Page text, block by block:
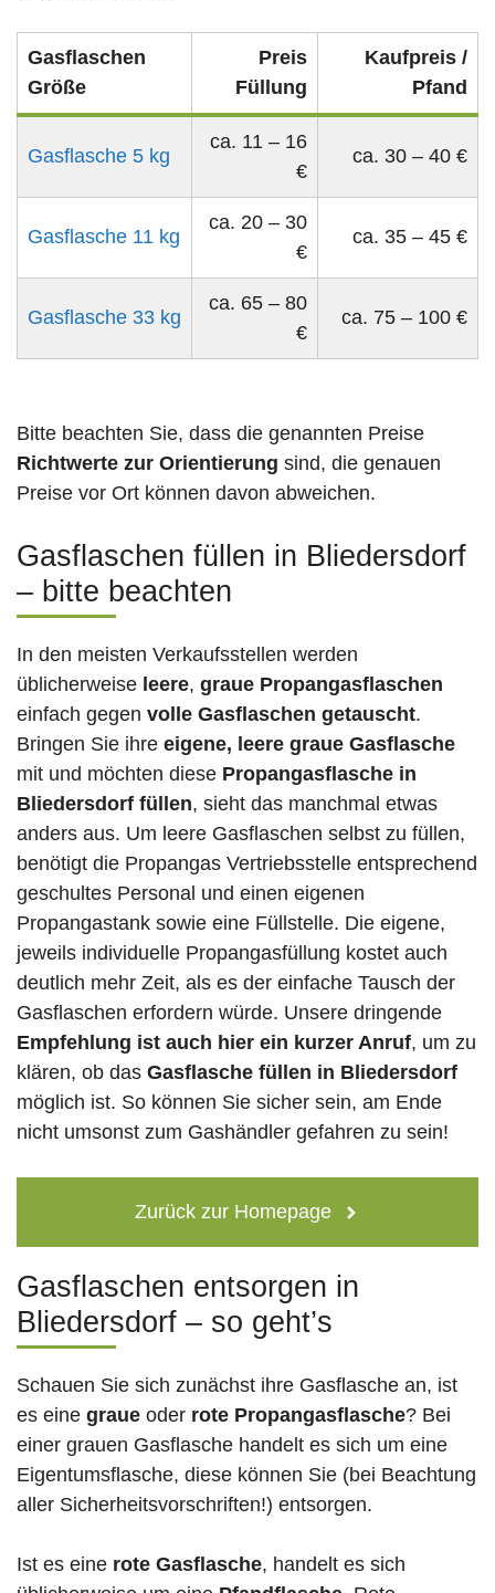
Gasflaschen
Größe
Preis
Füllung
Kaufpreis /
Pfand
Gasflasche 5 kg
ca. 11 – 16
€
ca. 30 – 40 €
Gasflasche 11 kg
ca. 20 – 30
€
ca. 35 – 45 €
Gasflasche 33 kg
ca. 65 – 80
€
ca. 75 – 100 €
Bitte beachten Sie, dass die genannten Preise
Richtwerte zur Orientierung sind, die genauen
Preise vor Ort können davon abweichen.
Gasflaschen füllen in Bliedersdorf
– bitte beachten
In den meisten Verkaufsstellen werden
üblicherweise leere, graue Propangasflaschen
einfach gegen volle Gasflaschen getauscht.
Bringen Sie ihre eigene, leere graue Gasflasche
mit und möchten diese Propangasflasche in
Bliedersdorf füllen, sieht das manchmal etwas
anders aus. Um leere Gasflaschen selbst zu füllen,
benötigt die Propangas Vertriebsstelle entsprechend
geschultes Personal und einen eigenen
Propangastank sowie eine Füllstelle. Die eigene,
jeweils individuelle Propangasfüllung kostet auch
deutlich mehr Zeit, als es der einfache Tausch der
Gasflaschen erfordern würde. Unsere dringende
Empfehlung ist auch hier ein kurzer Anruf, um zu
klären, ob das Gasflasche füllen in Bliedersdorf
möglich ist. So können Sie sicher sein, am Ende
nicht umsonst zum Gashändler gefahren zu sein!
Zurück zur Homepage
Gasflaschen entsorgen in
Bliedersdorf – so geht’s
Schauen Sie sich zunächst ihre Gasflasche an, ist
es eine graue oder rote Propangasflasche? Bei
einer grauen Gasflasche handelt es sich um eine
Eigentumsflasche, diese können Sie (bei Beachtung
aller Sicherheitsvorschriften!) entsorgen.
Ist es eine rote Gasflasche, handelt es sich